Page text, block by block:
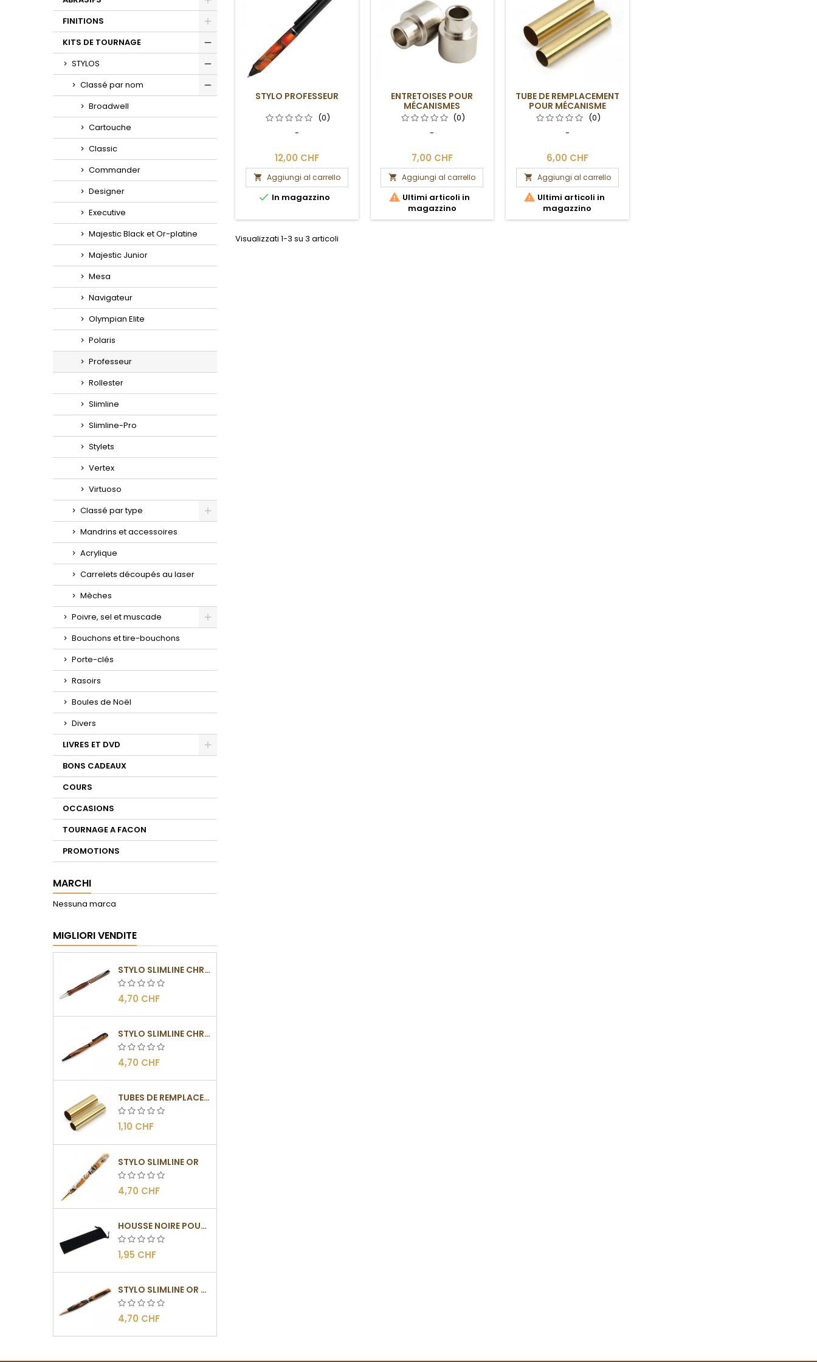
FINITIONS
KITS DE TOURNAGE
Toggle
STYLOS
Toggle
Classé par nom
Toggle
Broadwell
Cartouche
Classic
Commander
Designer
Executive
Majestic Black et Or-platine
Majestic Junior
Mesa
Navigateur
Olympian Elite
Polaris
Professeur
Rollester
Slimline
Slimline-Pro
Stylets
Vertex
Virtuoso
Classé par type
Mandrins et accessoires
Acrylique
Carrelets découpés au laser
Mèches
Poivre, sel et muscade
Bouchons et tire-bouchons
Porte-clés
Rasoirs
Boules de Noël
Divers
LIVRES ET DVD
BONS CADEAUX
COURS
OCCASIONS
TOURNAGE A FACON
PROMOTIONS
MARCHI
Nessuna marca
MIGLIORI VENDITE
STYLO SLIMLINE CHROMÉ
4,70 CHF
STYLO SLIMLINE CHROMÉ NOIR
4,70 CHF
TUBES DE REMPLACEMENT POUR MÉCANISMES SLIMLINE
1,10 CHF
STYLO SLIMLINE OR
4,70 CHF
HOUSSE NOIRE POUR STYLOS
1,95 CHF
STYLO SLIMLINE OR - BARRETTE PLATE
4,70 CHF
STYLO PROFESSEUR
(0)
-
12,00 CHF
 Aggiungi al carrello
 In magazzino
ENTRETOISES POUR
MÉCANISMES
PROFESSEUR(0)
-
7,00 CHF
 Aggiungi al carrello
 Ultimi articoli in
magazzino
TUBE DE REMPLACEMENT
POUR MÉCANISME
PROFESSEUR(0)
-
6,00 CHF
 Aggiungi al carrello
 Ultimi articoli in
magazzino
Visualizzati 1-3 su 3 articoli